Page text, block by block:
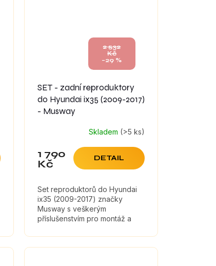
2 532
Kč
–29 %
SET - zadní reproduktory
do Hyundai ix35 (2009-2017)
- Musway
Skladem (>5 ks)
1 790
Kč
DETAIL
Set reproduktorů do Hyundai
ix35 (2009-2017) značky
Musway s veškerým
příslušenstvím pro montáž a
maximálně zefektivní zvuk
reproduktorů.